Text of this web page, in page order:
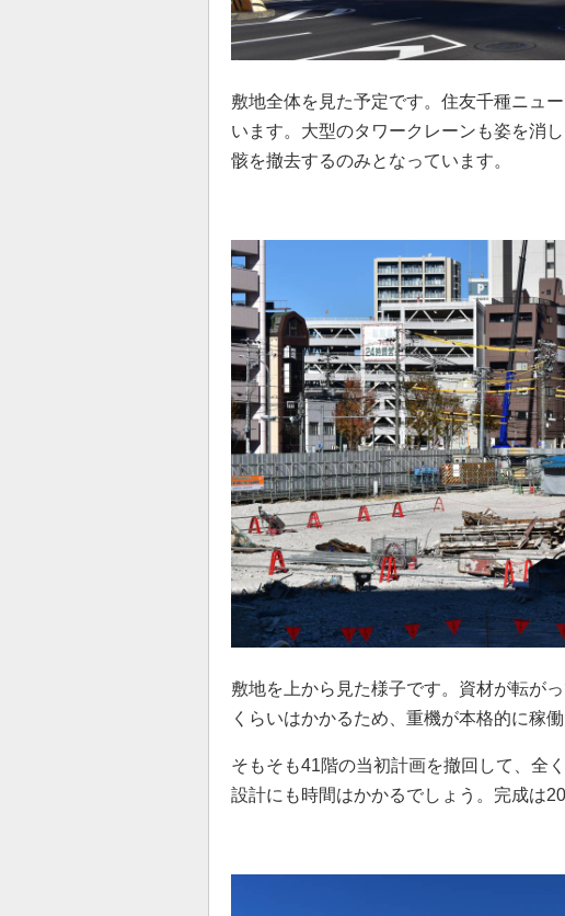
敷地全体を見た予定です。住友千種ニュ
います。大型のタワークレーンも姿を消
骸を撤去するのみとなっています。
敷地を上から見た様子です。資材が転が
くらいはかかるため、重機が本格的に稼
そもそも41階の当初計画を撤回して、全
設計にも時間はかかるでしょう。完成は